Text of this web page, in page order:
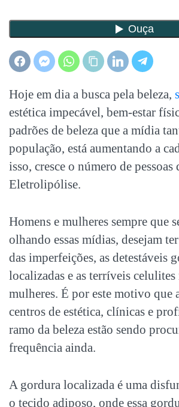
Hoje em dia a busca pela beleza,
estética impecável, bem-estar
padrões de beleza que a mídia
população, está aumentando a
isso, cresce o número de pessoas
Eletrolipólise.
Homens e mulheres sempre que
olhando essas mídias, desejam
das imperfeições, as detestáveis
localizadas e as terríveis celulites
mulheres. É por este motivo que
centros de estética, clínicas e
ramo da beleza estão sendo
frequência ainda.
A gordura localizada é uma
o tecido adiposo, onde essa